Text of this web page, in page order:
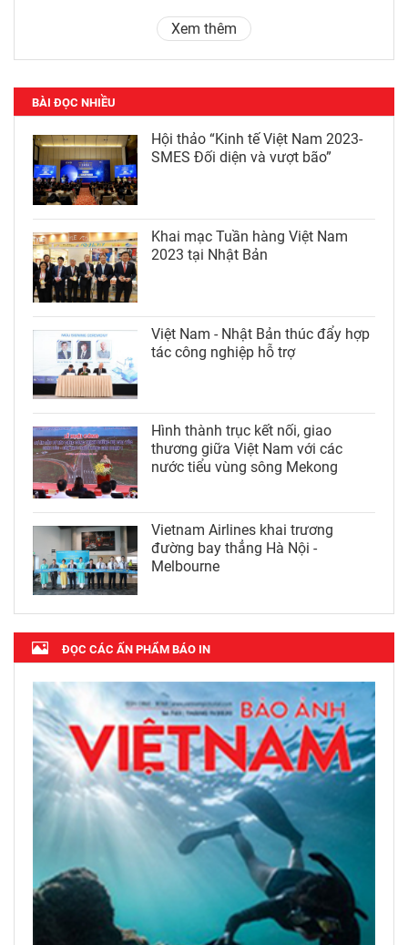
Xem thêm
BÀI ĐỌC NHIỀU
Hội thảo “Kinh tế Việt Nam 2023-
SMES Đối diện và vượt bão”
Khai mạc Tuần hàng Việt Nam
2023 tại Nhật Bản
Việt Nam - Nhật Bản thúc đẩy hợp
tác công nghiệp hỗ trợ
Hình thành trục kết nối, giao
thương giữa Việt Nam với các
nước tiểu vùng sông Mekong
Vietnam Airlines khai trương
đường bay thẳng Hà Nội -
Melbourne
ĐỌC CÁC ẤN PHẨM BÁO IN